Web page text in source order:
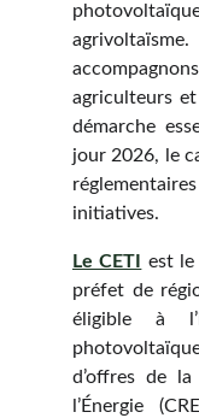
agriculteurs
démarche
jour 2026, le
initiatives.
Le CETI
est
préfet de
éligible à
d’offres de
l’Énergie